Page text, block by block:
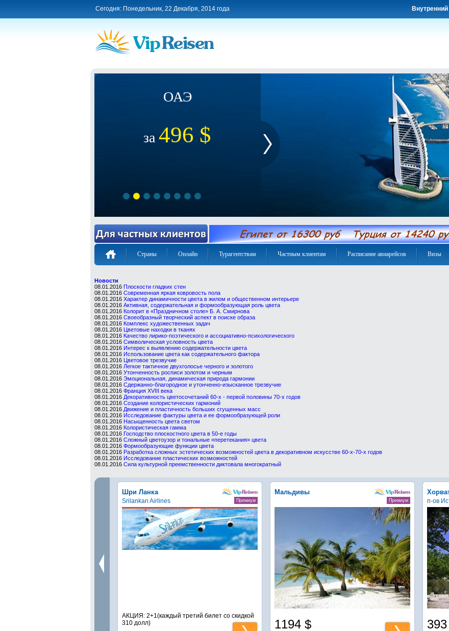
Сегодня: Понедельник, 22 Декабря, 2014 года
ОАЭ
за 496 $
Страны Онлайн Турагентствам Частным клиентам Расписание авиарейсов Визы
Новости
08.01.2016 Плоскости гладких стен
08.01.2016 Современная яркая ковровость пола
08.01.2016 Характер динамичности цвета в жилом и общественном интерьере
08.01.2016 Активная, содержательная и формообразующая роль цвета
08.01.2016 Колорит в «Праздничном столе» Б. А. Смирнова
08.01.2016 Своеобразный творческий аспект в поиске образа
08.01.2016 Комплекс художественных задач
08.01.2016 Цветовые находки в тканях
08.01.2016 Качество лирико-поэтического и ассоциативно-психологического
08.01.2016 Символическая условность цвета
08.01.2016 Интерес к выявлению содержательности цвета
08.01.2016 Использование цвета как содержательного фактора
08.01.2016 Цветовое трезвучие
08.01.2016 Легкое тактичное двухголосье черного и золотого
08.01.2016 Утонченность росписи золотом и черным
08.01.2016 Эмоциональная, динамическая природа гармонии
08.01.2016 Сдержанно-благородное и утонченно-изысканное трезвучие
08.01.2016 Франция XVIII века
08.01.2016 Декоративность цветосочетаний 60-х - первой половины 70-х годов
08.01.2016 Создание колористических гармоний
08.01.2016 Движение и пластичность больших сгущенных масс
08.01.2016 Исследование фактуры цвета и ее формообразующей роли
08.01.2016 Насыщенность цвета светом
08.01.2016 Колористическая гамма
08.01.2016 Господство плоскостного цвета в 50-е годы
08.01.2016 Сложный цветоузор и тональные «перетекания» цвета
08.01.2016 Формообразующие функции цвета
08.01.2016 Разработка сложных эстетических возможностей цвета в декоративном искусстве 60-х-70-х годов
08.01.2016 Исследование пластических возможностей
08.01.2016 Сила культурной преемственности диктовала многократный
Шри Ланка
Srilankan Airlines Премиум
АКЦИЯ: 2+1(каждый третий билет со скидкой
310 долл)
Мальдивы
Премиум
1194 $
п-ов